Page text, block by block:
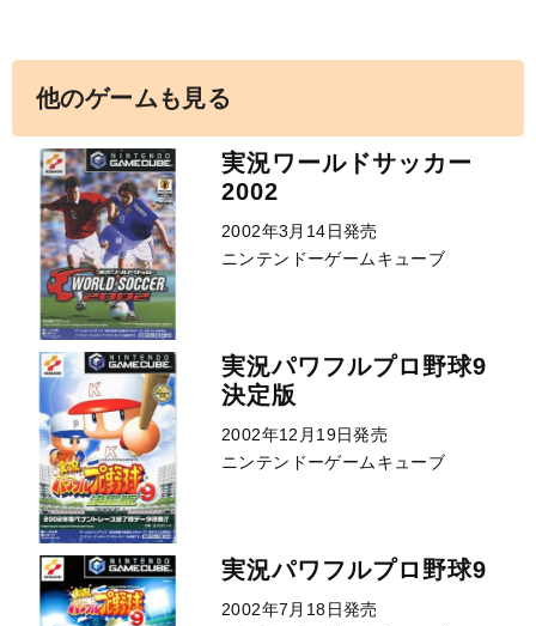
他のゲームも見る
実況ワールドサッカー
2002
2002年3月14日発売
ニンテンドーゲームキューブ
実況パワフルプロ野球9
決定版
2002年12月19日発売
ニンテンドーゲームキューブ
実況パワフルプロ野球9
2002年7月18日発売